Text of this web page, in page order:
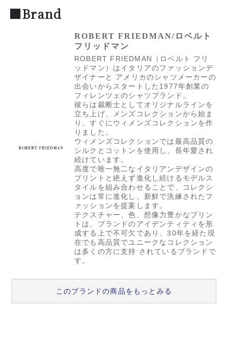
■Brand
ROBERT FRIEDMAN/ロベルト
フリッドマン
ROBERT FRIEDMAN（ロベルト フリ
ッドマン）はイタリアのファッションデ
ザイナーと アメリカのシャツメーカーの
出会いからスタートした1977年創業の
フィレンツェのシャツブランド。
彼らは裁断士としてオリジナルラインを
立ち上げ、メンズコレクションから始ま
り、すぐにウィメンズコレクションを作
りました。
ウィメンズコレクションでは最高品質の
シルクとコットンを使用し、長年愛され
続けています。
高度で唯一無二なイタリアンデザインの
プリントと絶えず進化し続けるモデルス
タイルを組み合わせることで、コレクシ
ョンは常に進化し、新鮮で洗練されたフ
ァッションを提案します。
テクスチャー、色、想像力豊かなプリン
トは、ブランドのアイデンティティを形
成する上で不可欠であり、30年を経た現
在でも高品質でユニークなコレクション
は多くの方に支持 されているブランドで
す。
このブランドの商品をもっとみる